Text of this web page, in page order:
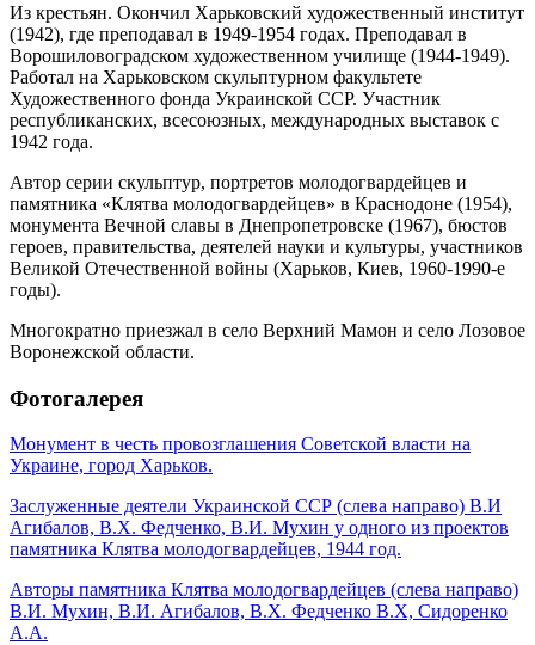
Из крестьян. Окончил Харьковский художественный институт
(1942), где преподавал в 1949-1954 годах. Преподавал в
Ворошиловоградском художественном училище (1944-1949).
Работал на Харьковском скульптурном факультете
Художественного фонда Украинской ССР. Участник
республиканских, всесоюзных, международных выставок с
1942 года.
Автор серии скульптур, портретов молодогвардейцев и
памятника «Клятва молодогвардейцев» в Краснодоне (1954),
монумента Вечной славы в Днепропетровске (1967), бюстов
героев, правительства, деятелей науки и культуры, участников
Великой Отечественной войны (Харьков, Киев, 1960-1990-е
годы).
Многократно приезжал в село Верхний Мамон и село Лозовое
Воронежской области.
Фотогалерея
Монумент в честь провозглашения Советской власти на
Украине, город Харьков.
Заслуженные деятели Украинской ССР (слева направо) В.И
Агибалов, В.Х. Федченко, В.И. Мухин у одного из проектов
памятника Клятва молодогвардейцев, 1944 год.
Авторы памятника Клятва молодогвардейцев (слева направо)
В.И. Мухин, В.И. Агибалов, В.Х. Федченко В.Х, Сидоренко
А.А.